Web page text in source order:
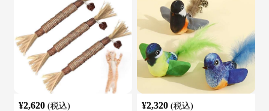
¥2,620 (税込) ¥2,320 (税込)